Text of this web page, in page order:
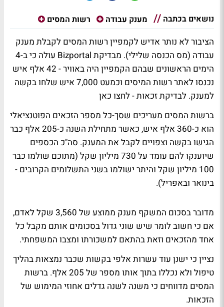
נושאים בכתבה מענק עבודה רשות המסים
הציבור לא נותר אדיש לקמפיין רשות המסים לקבלת מענק
עבודה (מס הכנסה שלילי). מבדיקת Bizportal עולה כי ב-4
הימים הראשונים שבהם הקמפיין היה באוויר - 42 אלף איש
נכנסו לאתר רשות המיסים וכמעט 7,000 איש שלחו בקשה
למענק. לבדיקת זכאות - לחצו כאן
ברשות המסים מעריכים שסך-כל מספר הזכאים הפוטנציאלי
הוא כ-360 אלף איש, כאשר מתחילת השנה כ-205 אלף כבר
הגישו בקשה וצפויים לקבל את המענק. סה"כ הכספים
שיוענקו להם עומד על 730 מיליון שקל (מתוכם שולמו כבר
100 מיליון שקל והיתר ישולמו בשני התשלומים הקרובים -
בינואר ובאפריל).
מדובר בסכום המשקף מענק ממוצע של 3,560 שקל לאדם,
אם כי חשוב לומר שיש שוני גדול בסכומים אותם מקבל כל
אחד מהזכאים וזאת בהתאם למשכורתו ומצבו המשפחתי.
נציין כי ישנן עוד עשרות אלפי בקשות שכבר נמצאות בהליך
טיפול ולא נכללו בתוך אותו מספר של 205 אלף. ברשות
המסים מדווחים כי משנה לשנה גדלים אחוזי המימוש של
הזכאות.